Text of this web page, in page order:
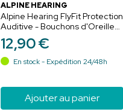
ALPINE HEARING
Alpine Hearing FlyFit Protection
Auditive - Bouchons d'Oreilles
Pour Avion - 1 paire
12,90€
En stock - Expédition 24/48h
Ajouter au panier